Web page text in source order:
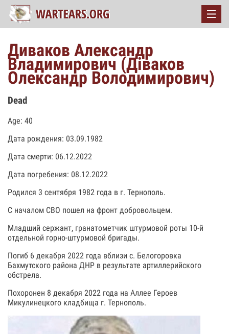
Диваков Александр
Владимирович (Діваков
Олександр Володимирович)
Dead
Age: 40
Дата рождения: 03.09.1982
Дата смерти: 06.12.2022
Дата погребения: 08.12.2022
Родился 3 сентября 1982 года в г. Тернополь.
С началом СВО пошел на фронт добровольцем.
Младший сержант, гранатометчик штурмовой роты 10-й
отдельной горно-штурмовой бригады.
Погиб 6 декабря 2022 года вблизи с. Белогоровка
Бахмутского района ДНР в результате артиллерийского
обстрела.
Похоронен 8 декабря 2022 года на Аллее Героев
Микулинецкого кладбища г. Тернополь.